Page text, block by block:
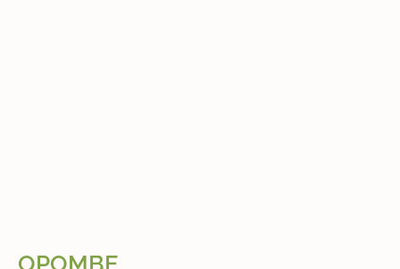
OPOMBE